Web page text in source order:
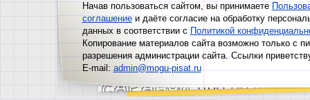
Начав пользоваться сайтом, вы принимаете
соглашениеи даёте согласие на обработку
данных в соответствии сПолитикой
Копирование материалов сайта возможно только с
разрешения администрации сайта. Ссылки
E-mail:admin@mogu-pisat.ru